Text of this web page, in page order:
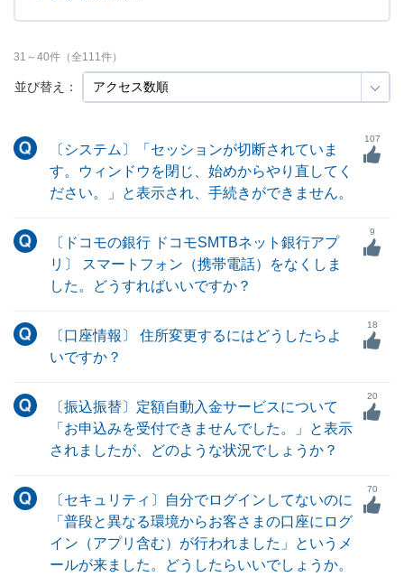
並び替え：
31 ～40件（全111件）
〔システム〕「セッションが切断されていま
す。ウィンドウを閉じ、始めからやり直してく
ださい。」と表示され、手続きができません。
107
〔ドコモの銀行 ドコモSMTBネット銀行アプ
リ〕 スマートフォン（携帯電話）をなくしま
した。どうすればいいですか？
9
〔口座情報〕 住所変更するにはどうしたらよ
いですか？
18
〔振込振替〕定額自動入金サービスについて
「お申込みを受付できませんでした。」と表示
されましたが、どのような状況でしょうか？
20
〔セキュリティ〕自分でログインしてないのに
「普段と異なる環境からお客さまの口座にログ
イン（アプリ含む）が行われました」というメ
ールが来ました。どうしたらいいでしょうか。
70